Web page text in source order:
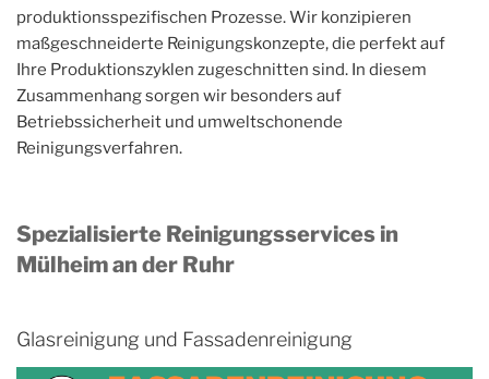
produktionsspezifischen Prozesse. Wir konzipieren
maßgeschneiderte Reinigungskonzepte, die perfekt auf
Ihre Produktionszyklen zugeschnitten sind. In diesem
Zusammenhang sorgen wir besonders auf
Betriebssicherheit und umweltschonende
Reinigungsverfahren.
Spezialisierte Reinigungsservices in
Mülheim an der Ruhr
Glasreinigung und Fassadenreinigung